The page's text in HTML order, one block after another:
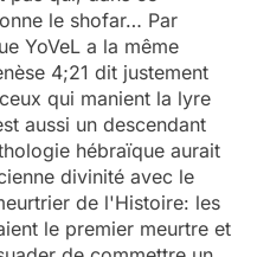
le shofar… Par
YoVeL a la même
4;21 dit justement
qui manient la lyre
aussi un descendant
hébraïque aurait
divinité avec le
de l'Histoire: les
le premier meurtre et